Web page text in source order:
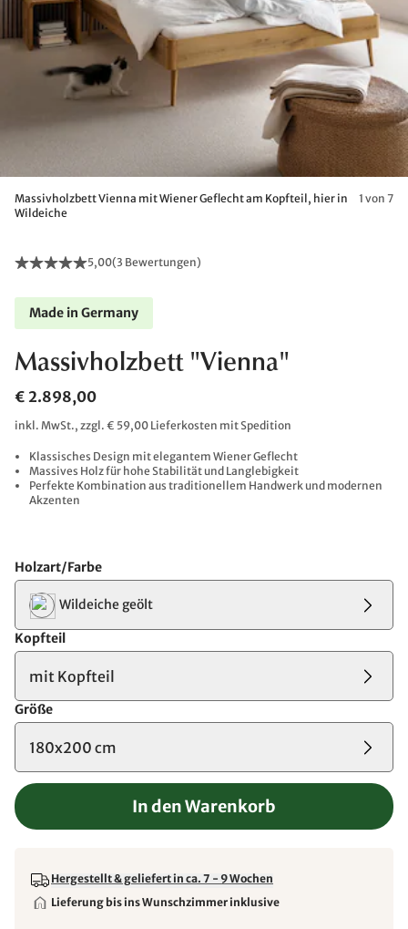
Massivholzbett Vienna mit Wiener Geflecht am Kopfteil, hier in
Wildeiche
1 von 7
5,00(3 Bewertungen)
Made in Germany
Massivholzbett "Vienna"
€ 2.898,00
inkl. MwSt., zzgl. € 59,00 Lieferkosten mit Spedition
Klassisches Design mit elegantem Wiener Geflecht
Massives Holz für hohe Stabilität und Langlebigkeit
Perfekte Kombination aus traditionellem Handwerk und modernen
Akzenten
Holzart/Farbe
Wildeiche geölt
Kopfteil
mit Kopfteil
Größe
180x200 cm
In den Warenkorb
Hergestellt & geliefert in ca. 7 - 9 Wochen
Lieferung bis ins Wunschzimmer inklusive